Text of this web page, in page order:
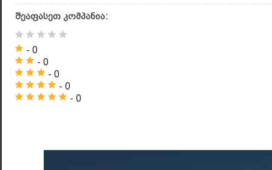
შეაფასეთ კომპანია:
- 0
- 0
- 0
- 0
- 0